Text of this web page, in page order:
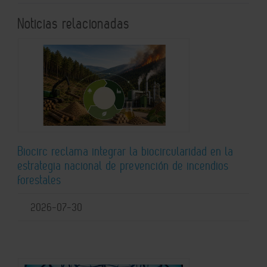
Noticias relacionadas
Biocirc reclama integrar la biocircularidad en la
estrategia nacional de prevención de incendios
forestales
2026-07-30